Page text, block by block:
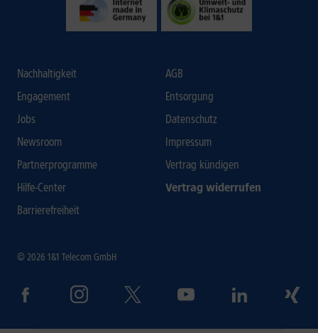
Nachhaltigkeit
Engagement
Jobs
Newsroom
Partnerprogramme
Hilfe-Center
Barrierefreiheit
AGB
Entsorgung
Datenschutz
Impressum
Vertrag kündigen
Vertrag widerrufen
© 2026 1&1 Telecom GmbH